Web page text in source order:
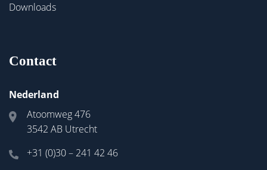
Downloads
Contact
Nederland
Atoomweg 476
3542 AB Utrecht
+31 (0)30 – 241 42 46